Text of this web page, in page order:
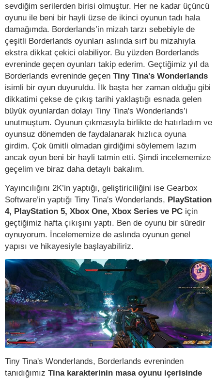
sevdiğim serilerden birisi olmuştur. Her ne kadar üçüncü
oyunu ile beni bir hayli üzse de ikinci oyunun tadı hala
damağımda. Borderlands’in mizah tarzı sebebiyle de
çeşitli Borderlands oyunları aslında sırf bu mizahıyla
ekstra dikkat çekici olabiliyor. Bu yüzden Borderlands
evreninde geçen oyunları takip ederim. Geçtiğimiz yıl da
Borderlands evreninde geçen Tiny Tina's Wonderlands
isimli bir oyun duyuruldu. İlk başta her zaman olduğu gibi
dikkatimi çekse de çıkış tarihi yaklaştığı esnada gelen
büyük oyunlardan dolayı Tiny Tina's Wonderlands’i
unutmuştum. Oyunun çıkmasıyla birlikte de hatırladım ve
oyunsuz dönemden de faydalanarak hızlıca oyuna
girdim. Çok ümitli olmadan girdiğimi söylemem lazım
ancak oyun beni bir hayli tatmin etti. Şimdi incelememize
geçelim ve biraz daha detaylı bakalım.
Yayıncılığını 2K’in yaptığı, geliştiriciliğini ise Gearbox
Software’in yaptığı Tiny Tina's Wonderlands, PlayStation
4, PlayStation 5, Xbox One, Xbox Series ve PC için
geçtiğimiz hafta çıkışını yaptı. Ben de oyunu bir süredir
oynuyorum. İncelememize de aslında oyunun genel
yapısı ve hikayesiyle başlayabiliriz.
Tiny Tina's Wonderlands, Borderlands evreninden
tanıdığımız Tina karakterinin masa oyunu içerisinde